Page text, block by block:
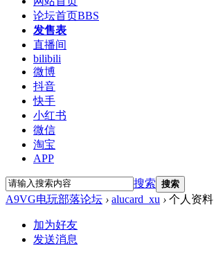
论坛首页BBS
发售表
直播间
bilibili
微博
抖音
快手
小红书
微信
淘宝
APP
搜索 搜索
A9VG电玩部落论坛 › alucard_xu › 个人资料
加为好友
发送消息